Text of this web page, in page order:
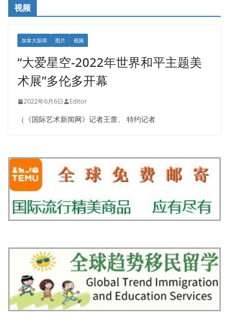
视频
加拿大新闻 图片 视频
“大爱星空-2022年世界和平主题美
术展”多伦多开幕
2022年6月6日 Editor
（《国际艺术新闻网》记者王蕾、 特约记者